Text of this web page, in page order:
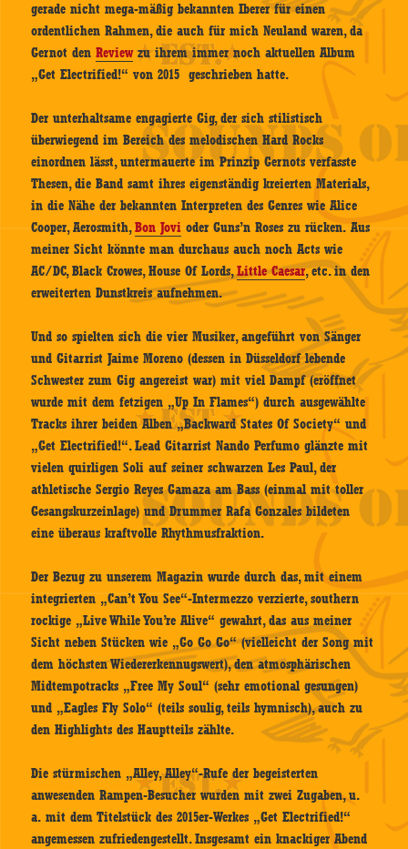
gerade nicht mega-mäßig bekannten Iberer für einen
ordentlichen Rahmen, die auch für mich Neuland waren, da
Gernot denReview zu ihrem immer noch aktuellen Album
„Get Electrified!“ von 2015 geschrieben hatte.
Der unterhaltsame engagierte Gig, der sich stilistisch
überwiegend im Bereich des melodischen Hard Rocks
einordnen lässt, untermauerte im Prinzip Gernots verfasste
Thesen, die Band samt ihres eigenständig kreierten Materials,
in die Nähe der bekannten Interpreten des Genres wie Alice
Cooper, Aerosmith,Bon Jovi oder Guns’n Roses zu rücken. Aus
meiner Sicht könnte man durchaus auch noch Acts wie
AC/DC, Black Crowes, House Of Lords,Little Caesar, etc. in den
erweiterten Dunstkreis aufnehmen.
Und so spielten sich die vier Musiker, angeführt von Sänger
und Gitarrist Jaime Moreno (dessen in Düsseldorf lebende
Schwester zum Gig angereist war) mit viel Dampf (eröffnet
wurde mit dem fetzigen „Up In Flames“) durch ausgewählte
Tracks ihrer beiden Alben „Backward States Of Society“ und
„Get Electrified!“. Lead Gitarrist Nando Perfumo glänzte mit
vielen quirligen Soli auf seiner schwarzen Les Paul, der
athletische Sergio Reyes Gamaza am Bass (einmal mit toller
Gesangskurzeinlage) und Drummer Rafa Gonzales bildeten
eine überaus kraftvolle Rhythmusfraktion.
Der Bezug zu unserem Magazin wurde durch das, mit einem
integrierten „Can’t You See“-Intermezzo verzierte, southern
rockige „Live While You’re Alive“ gewahrt, das aus meiner
Sicht neben Stücken wie „Go Go Go“ (vielleicht der Song mit
dem höchsten Wiedererkennugswert), den atmosphärischen
Midtempotracks „Free My Soul“ (sehr emotional gesungen)
und „Eagles Fly Solo“ (teils soulig, teils hymnisch), auch zu
den Highlights des Hauptteils zählte.
Die stürmischen „Alley, Alley“-Rufe der begeisterten
anwesenden Rampen-Besucher wurden mit zwei Zugaben, u.
a. mit dem Titelstück des 2015er-Werkes „Get Electrified!“
angemessen zufriedengestellt. Insgesamt ein knackiger Abend